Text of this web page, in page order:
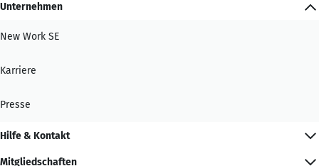
Unternehmen
New Work SE
Karriere
Presse
Hilfe & Kontakt
Mitgliedschaften